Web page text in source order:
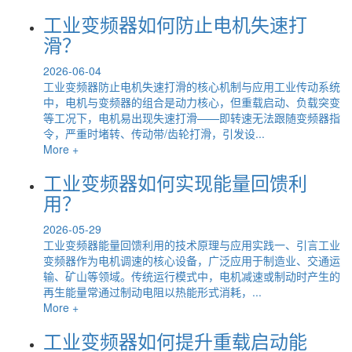
工业变频器如何防止电机失速打
滑？
2026-06-04
工业变频器防止电机失速打滑的核心机制与应用工业传动系统
中，电机与变频器的组合是动力核心，但重载启动、负载突变
等工况下，电机易出现失速打滑——即转速无法跟随变频器指
令，严重时堵转、传动带/齿轮打滑，引发设...
More +
工业变频器如何实现能量回馈利
用？
2026-05-29
工业变频器能量回馈利用的技术原理与应用实践一、引言工业
变频器作为电机调速的核心设备，广泛应用于制造业、交通运
输、矿山等领域。传统运行模式中，电机减速或制动时产生的
再生能量常通过制动电阻以热能形式消耗，...
More +
工业变频器如何提升重载启动能